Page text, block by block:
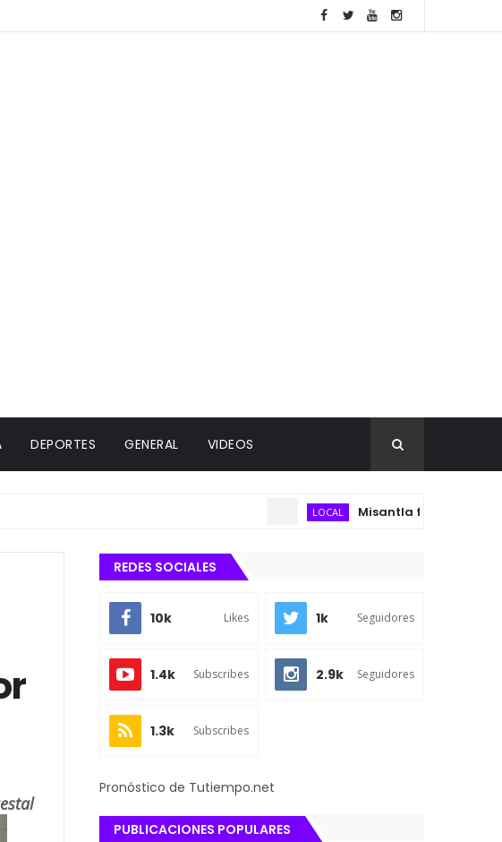
DEPORTES GENERAL VIDEOS
Misantla fortalecerá
REDES SOCIALES
10k Likes 1k Seguidores
1.4k Subscribes 2.9k Seguidores
1.3k Subscribes
Pronóstico de Tutiempo.net
PUBLICACIONES POPULARES